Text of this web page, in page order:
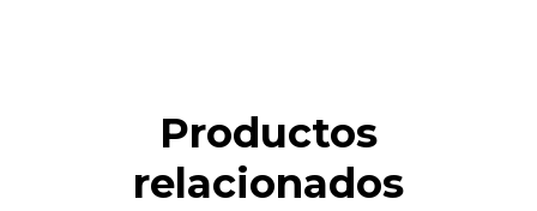
Productos
relacionados